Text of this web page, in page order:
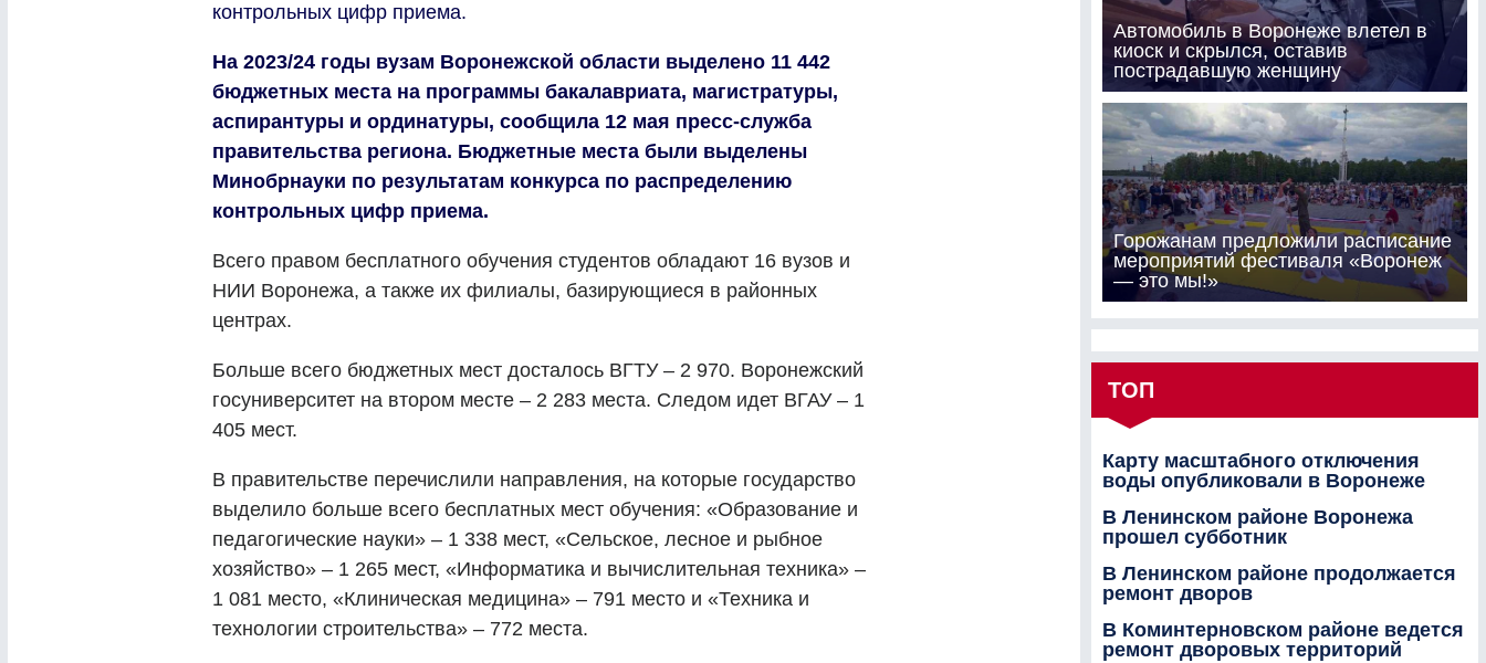
контрольных цифр приема.
На 2023/24 годы вузам Воронежской области выделено 11 442
бюджетных места на программы бакалавриата, магистратуры,
аспирантуры и ординатуры, сообщила 12 мая пресс-служба
правительства региона. Бюджетные места были выделены
Минобрнауки по результатам конкурса по распределению
контрольных цифр приема.
Всего правом бесплатного обучения студентов обладают 16 вузов и
НИИ Воронежа, а также их филиалы, базирующиеся в районных
центрах.
Больше всего бюджетных мест досталось ВГТУ – 2 970. Воронежский
госуниверситет на втором месте – 2 283 места. Следом идет ВГАУ – 1
405 мест.
В правительстве перечислили направления, на которые государство
выделило больше всего бесплатных мест обучения: «Образование и
педагогические науки» – 1 338 мест, «Сельское, лесное и рыбное
хозяйство» – 1 265 мест, «Информатика и вычислительная техника» –
1 081 место, «Клиническая медицина» – 791 место и «Техника и
технологии строительства» – 772 места.
Автомобиль в Воронеже влетел в
киоск и скрылся, оставив
пострадавшую женщину
Горожанам предложили расписание
мероприятий фестиваля «Воронеж
— это мы!»
ТОП
Карту масштабного отключения
воды опубликовали в Воронеже
В Ленинском районе Воронежа
прошел субботник
В Ленинском районе продолжается
ремонт дворов
В Коминтерновском районе ведется
ремонт дворовых территорий